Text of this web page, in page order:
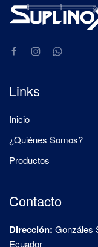
Links
Inicio
¿Quiénes Somos?
Productos
Contacto
Dirección: Gonzáles
Ecuador